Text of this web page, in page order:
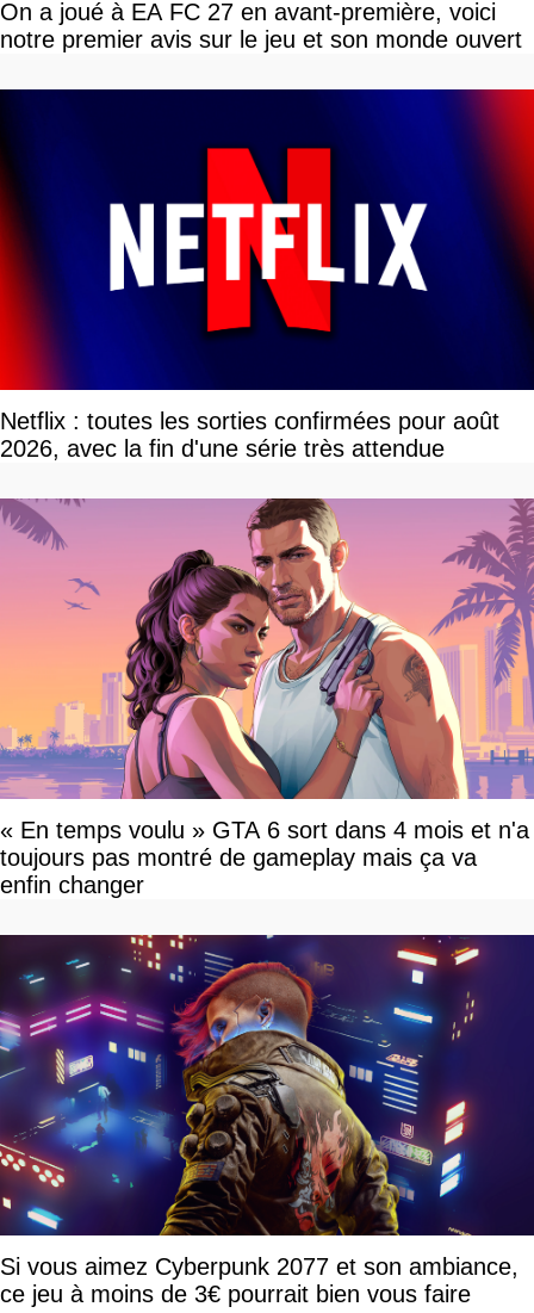
On a joué à EA FC 27 en avant-première, voici
notre premier avis sur le jeu et son monde ouvert
Netflix : toutes les sorties confirmées pour août
2026, avec la fin d'une série très attendue
« En temps voulu » GTA 6 sort dans 4 mois et n'a
toujours pas montré de gameplay mais ça va
enfin changer
Si vous aimez Cyberpunk 2077 et son ambiance,
ce jeu à moins de 3€ pourrait bien vous faire